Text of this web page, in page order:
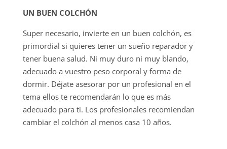
UN BUEN COLCHÓN
Super necesario, invierte en un buen colchón, es
primordial si quieres tener un sueño reparador y
tener buena salud. Ni muy duro ni muy blando,
adecuado a vuestro peso corporal y forma de
dormir. Déjate asesorar por un profesional en el
tema ellos te recomendarán lo que es más
adecuado para ti. Los profesionales recomiendan
cambiar el colchón al menos casa 10 años.